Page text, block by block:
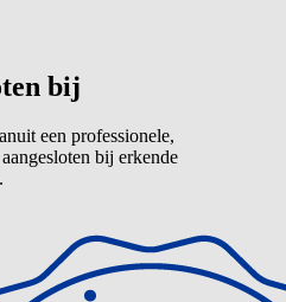
bij
een professionele,
bij erkende